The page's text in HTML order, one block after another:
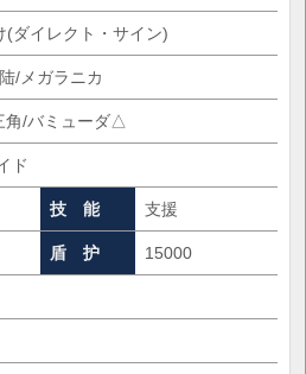
(ダイレクト・サイン)
/メガラニカ
角/バミューダ△
ド
技 能 支援
盾 护 15000